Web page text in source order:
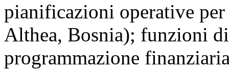
pianificazioni operative
Althea, Bosnia); funzioni
programmazione